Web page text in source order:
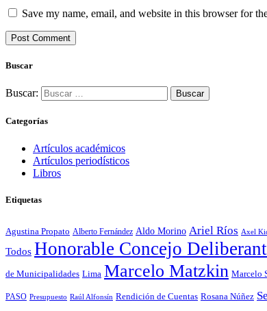
Save my name, email, and website in this browser for
Buscar
Buscar:
Categorías
Artículos académicos
Artículos periodísticos
Libros
Etiquetas
Agustina Propato Alberto Fernández Aldo Morino Ariel Ríos Axel
Todos Honorable Concejo
de Municipalidades Lima Marcelo Matzkin Marcelo
PASO Presupuesto Raúl Alfonsín Rendición de Cuentas Rosana Núñez